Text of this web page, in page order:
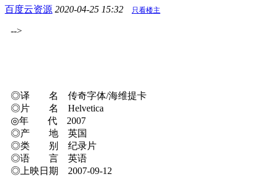
百度云资源 2020-04-25 15:32 只看楼主
-->
◎译 名 传奇字体/海维提卡
◎片 名 Helvetica
◎年 代 2007
◎产 地 英国
◎类 别 纪录片
◎语 言 英语
◎上映日期 2007-09-12